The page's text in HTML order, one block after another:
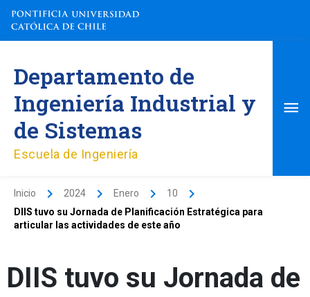
contenido
Departamento de
Ingeniería Industrial y
de Sistemas
Escuela de Ingeniería
Inicio 2024 Enero
10
DIIS tuvo su Jornada de Planificación Estratégica para
articular las actividades de este año
DIIS tuvo su Jornada de